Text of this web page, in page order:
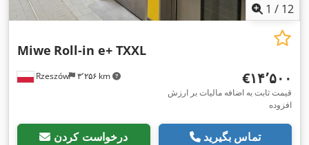
1 / 12
Rzeszów ۳٬۲۵۶ km
Miwe Roll-in e+ TXXL
‎€۱۴٬۵۰۰
قیمت ثابت به اضافه مالیات بر ارزش
افزوده
درخواست کردن تماس بگیرید